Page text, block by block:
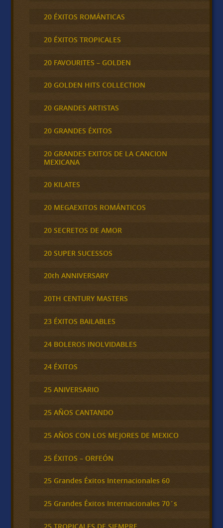
20 ÉXITOS ROMÁNTICAS
20 ÉXITOS TROPICALES
20 FAVOURITES – GOLDEN
20 GOLDEN HITS COLLECTION
20 GRANDES ARTISTAS
20 GRANDES ÉXITOS
20 GRANDES EXITOS DE LA CANCION
MEXICANA
20 KILATES
20 MEGAEXITOS ROMÁNTICOS
20 SECRETOS DE AMOR
20 SUPER SUCESSOS
20th ANNIVERSARY
20TH CENTURY MASTERS
23 ÉXITOS BAILABLES
24 BOLEROS INOLVIDABLES
24 ÉXITOS
25 ANIVERSARIO
25 AÑOS CANTANDO
25 AÑOS CON LOS MEJORES DE MEXICO
25 ÉXITOS – ORFEÓN
25 Grandes Éxitos Internacionales 60
25 Grandes Éxitos Internacionales 70´s